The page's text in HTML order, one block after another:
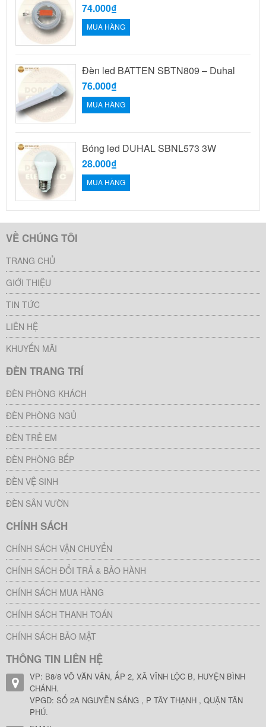
74.000₫
MUA HÀNG
Đèn led BATTEN SBTN809 – Duhal
76.000₫
MUA HÀNG
Bóng led DUHAL SBNL573 3W
28.000₫
MUA HÀNG
VỀ CHÚNG TÔI
TRANG CHỦ
GIỚI THIỆU
TIN TỨC
LIÊN HỆ
KHUYẾN MÃI
ĐÈN TRANG TRÍ
ĐÈN PHÒNG KHÁCH
ĐÈN PHÒNG NGỦ
ĐÈN TRẺ EM
ĐÈN PHÒNG BẾP
ĐÈN VỆ SINH
ĐÈN SÂN VƯỜN
CHÍNH SÁCH
CHÍNH SÁCH VẬN CHUYỂN
CHÍNH SÁCH ĐỔI TRẢ & BẢO HÀNH
CHÍNH SÁCH MUA HÀNG
CHÍNH SÁCH THANH TOÁN
CHÍNH SÁCH BẢO MẬT
THÔNG TIN LIÊN HỆ
VP: B8/8 VÕ VĂN VÂN, ẤP 2, XÃ VĨNH LỘC B, HUYỆN BÌNH
CHÁNH.
VPGD: SỐ 2A NGUYỄN SÁNG , P TÂY THẠNH , QUẬN TÂN
PHÚ.